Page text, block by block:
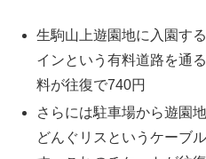
生駒山上遊園地に入園す
インという有料道路を通
料が往復で740円
さらには駐車場から遊園
どんぐリスというケーブ